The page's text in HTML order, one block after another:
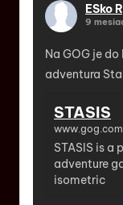
ESko
9
Na GOG je
adventura
STASIS
www.gog.com
STASIS is
adventure
isometric